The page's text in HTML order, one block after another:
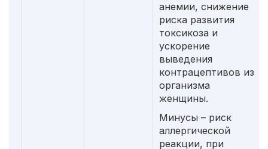
анемии, снижение
риска развития
токсикоза и
ускорение
выведения
контрацептивов из
организма
женщины.
Минусы – риск
аллергической
реакции, при